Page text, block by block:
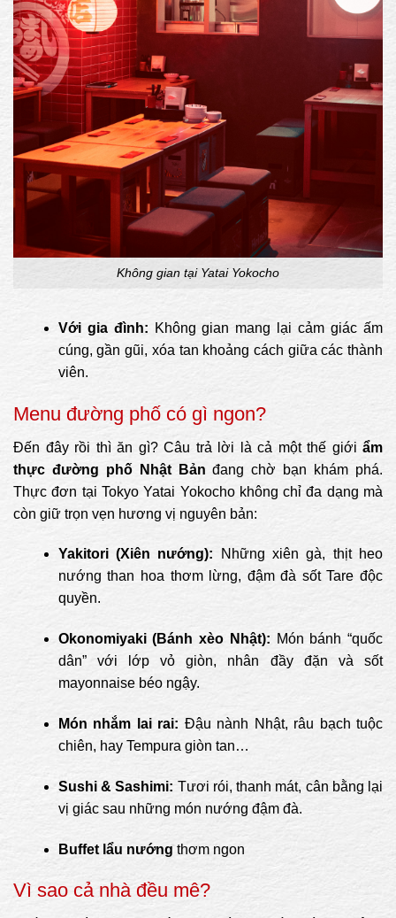
Không gian tại Yatai Yokocho
Với gia đình: Không gian mang lại cảm giác ấm
cúng, gần gũi, xóa tan khoảng cách giữa các thành
viên.
Menu đường phố có gì ngon?
Đến đây rồi thì ăn gì? Câu trả lời là cả một thế giới ẩm
thực đường phố Nhật Bản đang chờ bạn khám phá.
Thực đơn tại Tokyo Yatai Yokocho không chỉ đa dạng mà
còn giữ trọn vẹn hương vị nguyên bản:
Yakitori (Xiên nướng): Những xiên gà, thịt heo
nướng than hoa thơm lừng, đậm đà sốt Tare độc
quyền.
Okonomiyaki (Bánh xèo Nhật): Món bánh “quốc
dân” với lớp vỏ giòn, nhân đầy đặn và sốt
mayonnaise béo ngậy.
Món nhắm lai rai: Đậu nành Nhật, râu bạch tuộc
chiên, hay Tempura giòn tan…
Sushi & Sashimi: Tươi rói, thanh mát, cân bằng lại
vị giác sau những món nướng đậm đà.
Buffet lẩu nướngthơm ngon
Vì sao cả nhà đều mê?